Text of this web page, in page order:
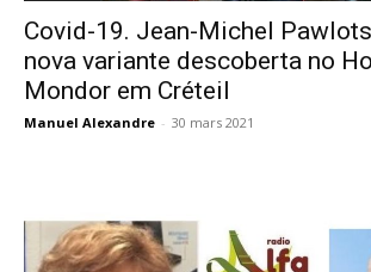
Covid-19. Jean-Michel
nova variante descoberta no
Mondor em Créteil
Manuel Alexandre - 30 mars 2021